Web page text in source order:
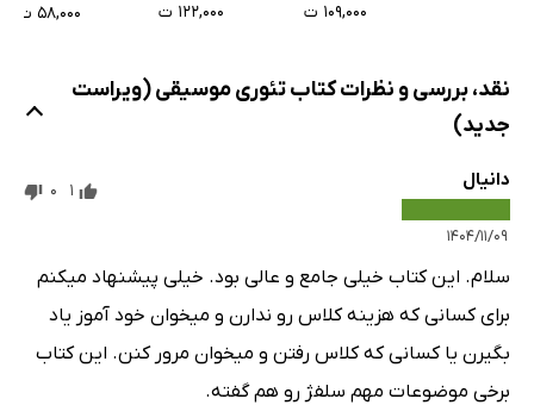
۱۰۹,۰۰۰ ت
۱۲۲,۰۰۰ ت
۵۸,۰۰۰ ت
نقد، بررسی و نظرات کتاب تئوری موسیقی (ویراست
جدید)
دانیال
۱۴۰۴/۱۱/۰۹
1
0
سلام. این کتاب خیلی جامع و عالی بود. خیلی پیشنهاد میکنم
برای کسانی که هزینه کلاس رو ندارن و میخوان خود آموز یاد
بگیرن یا کسانی که کلاس رفتن و میخوان مرور کنن. این کتاب
برخی موضوعات مهم سلفژ رو هم گفته.